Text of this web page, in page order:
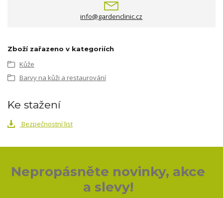
info@gardenclinic.cz
Zboží zařazeno v kategoriích
Kůže
Barvy na kůži a restaurování
Ke stažení
Bezpečnostní list
Nepropásněte novinky, akce
a slevy!